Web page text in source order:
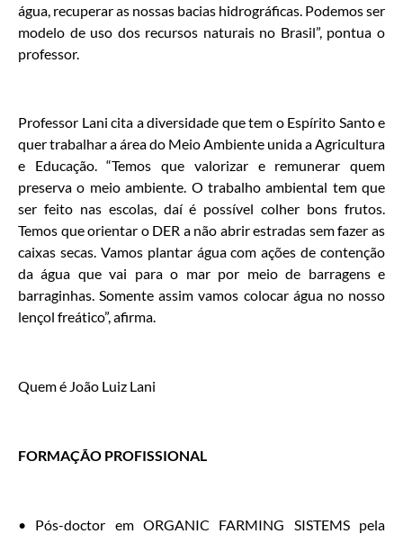
água, recuperar as nossas bacias hidrográficas. Podemos ser
modelo de uso dos recursos naturais no Brasil”, pontua o
professor.
Professor Lani cita a diversidade que tem o Espírito Santo e
quer trabalhar a área do Meio Ambiente unida a Agricultura
e Educação. “Temos que valorizar e remunerar quem
preserva o meio ambiente. O trabalho ambiental tem que
ser feito nas escolas, daí é possível colher bons frutos.
Temos que orientar o DER a não abrir estradas sem fazer as
caixas secas. Vamos plantar água com ações de contenção
da água que vai para o mar por meio de barragens e
barraginhas. Somente assim vamos colocar água no nosso
lençol freático”, afirma.
Quem é João Luiz Lani
FORMAÇÃO PROFISSIONAL
• Pós-doctor em ORGANIC FARMING SISTEMS pela